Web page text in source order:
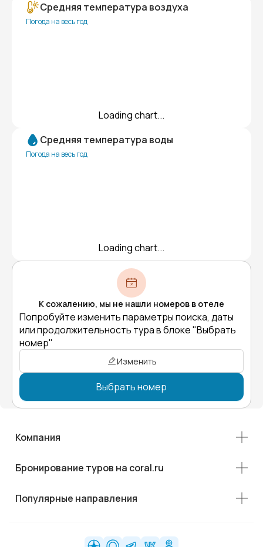
Средняя температура воздуха
Погода на весь год
Loading chart...
Средняя температура воды
Погода на весь год
Loading chart...
К сожалению, мы не нашли номеров в отеле
Попробуйте изменить параметры поиска, даты
или продолжительность тура в блоке "Выбрать
номер"
Изменить
Выбрать номер
Компания
Бронирование туров на coral.ru
Популярные направления